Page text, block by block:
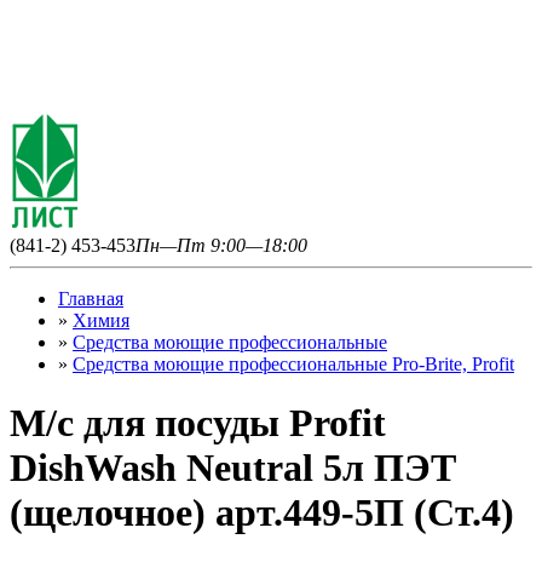
(841-2) 453-453Пн—Пт 9:00—18:00
Главная
» Химия
» Средства моющие профессиональные
» Средства моющие профессиональные Pro-Brite, Profit
М/с для посуды Profit
DishWash Neutral 5л ПЭТ
(щелочное) арт.449-5П (Ст.4)